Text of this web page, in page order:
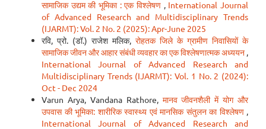
सामाजिक उद्यम की भूमिका : एक विश्लेषण , International Journal
of Advanced Research and Multidisciplinary Trends
(IJARMT): Vol. 2 No. 2 (2025): Apr-June 2025
रवि, प्रो. (डॉ.) राजेश मलिक, रोहतक जिले के ग्रामीण निवासियों के
सामाजिक जीवन और आहार संबंधी व्यवहार का एक विश्लेषणात्मक अध्ययन ,
International Journal of Advanced Research and
Multidisciplinary Trends (IJARMT): Vol. 1 No. 2 (2024):
Oct - Dec 2024
Varun Arya, Vandana Rathore, मानव जीवनशैली में योग और
उपवास की भूमिका: शारीरिक स्वास्थ्य एवं मानसिक संतुलन का विश्लेषण ,
International Journal of Advanced Research and